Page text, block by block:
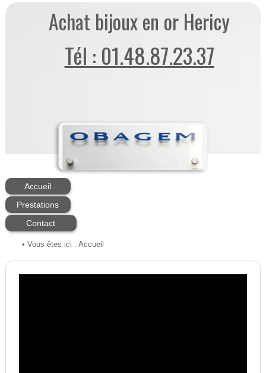
Achat bijoux en or Hericy
Tél : 01.48.87.23.37
Accueil
Prestations
Contact
• Vous êtes ici : Accueil